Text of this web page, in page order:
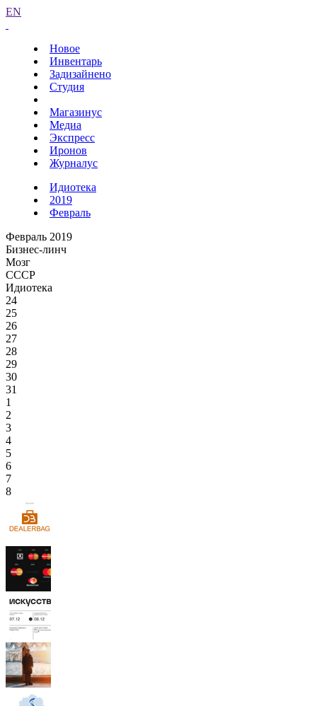
EN
Новое
Инвентарь
Задизайнено
Студия
Магазинус
Медиа
Экспресс
Иронов
Журналус
Идиотека
2019
Февраль
Февраль 2019
Бизнес-линч
Мозг
СССР
Идиотека
24
25
26
27
28
29
30
31
1
2
3
4
5
6
7
8